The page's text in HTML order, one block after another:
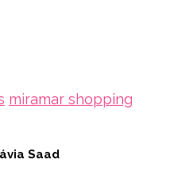
miramar shopping
Saad